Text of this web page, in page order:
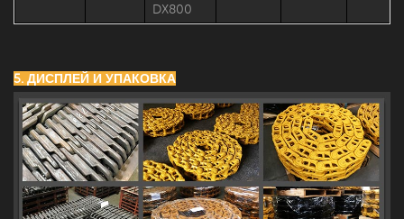
DX800
5. ДИСПЛЕЙ И УПАКОВКА